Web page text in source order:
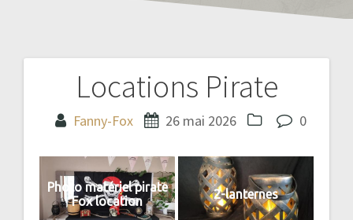
Locations Pirate
Fanny-Fox 26 mai 2026 0
Photo matériel pirate
Fox location
2-lanternes
Navigation
l’article